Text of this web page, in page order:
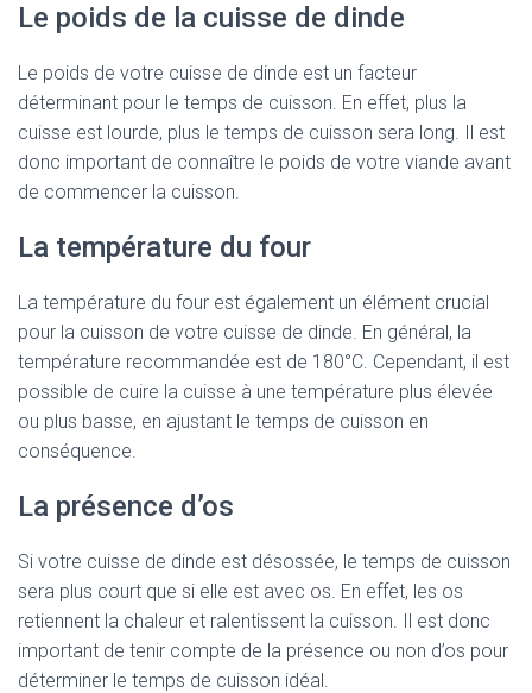
Le poids de la cuisse de dinde
Le poids de votre cuisse de dinde est un facteur
déterminant pour le temps de cuisson. En effet, plus la
cuisse est lourde, plus le temps de cuisson sera long. Il est
donc important de connaître le poids de votre viande avant
de commencer la cuisson.
La température du four
La température du four est également un élément crucial
pour la cuisson de votre cuisse de dinde. En général, la
température recommandée est de 180°C. Cependant, il est
possible de cuire la cuisse à une température plus élevée
ou plus basse, en ajustant le temps de cuisson en
conséquence.
La présence d’os
Si votre cuisse de dinde est désossée, le temps de cuisson
sera plus court que si elle est avec os. En effet, les os
retiennent la chaleur et ralentissent la cuisson. Il est donc
important de tenir compte de la présence ou non d’os pour
déterminer le temps de cuisson idéal.